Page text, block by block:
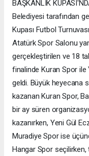
BAŞKANLIK
Belediyesi tarafından
Kupası Futbol
Atatürk Spor Salonu
gerçekleştirilen ve 18
finalinde Kuran Spor ile
geldi. Büyük heyecana
kazanan Kuran Spor,
bir ay süren
kazanırken, Yeni Gül
Muradiye Spor ise
Hangar Spor seçilirken,